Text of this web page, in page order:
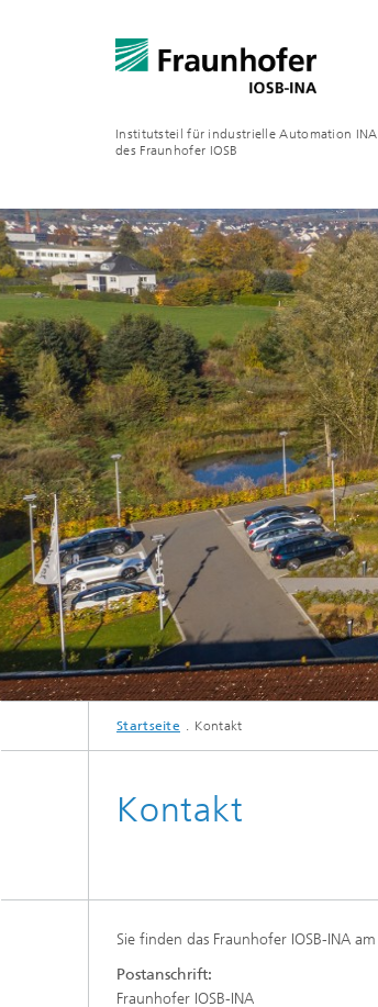
Institutsteil für industrielle Automation INA
des Fraunhofer IOSB
Startseite Kontakt
Kontakt
Sie finden das Fraunhofer IOSB-INA am
Postanschrift:
Fraunhofer IOSB-INA